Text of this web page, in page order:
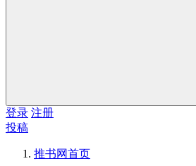
登录 注册
投稿
推书网首页